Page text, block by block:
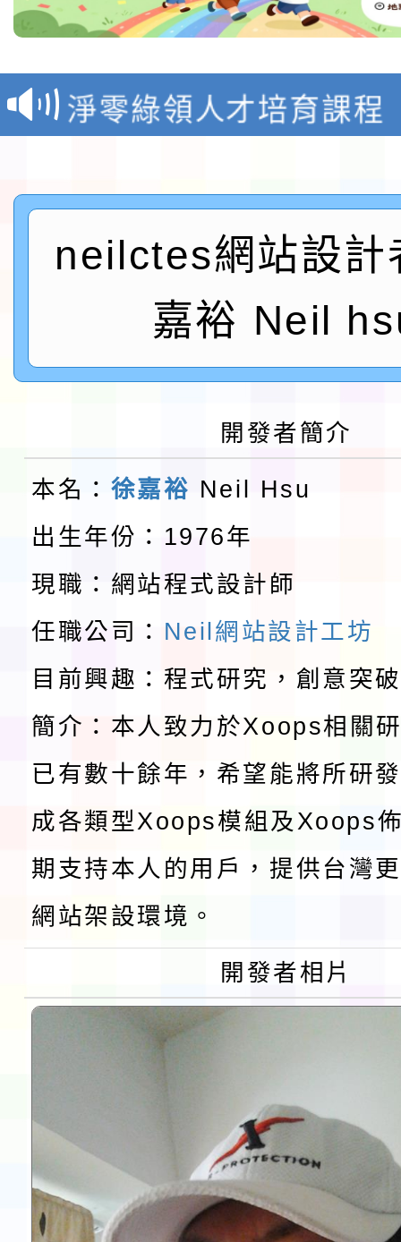
教育部校安中心白海豚
報
淨零綠領人才培育課程
及師生本土語及新住民
實施要點各1份
115年食農教育專業人
程
函轉國家通訊傳播委員
鎮韌性（防空）演習－
「115年金融知識線上
法」
本校115學年度第1學
第3次招考代課鐘點教
告(不再辦理後續甄選)
檢送「桃園市115學年
賽實施要點」1份
本市「115學年度學生
程安排一案
「桃園市補助參觀特色
展演活動實施計畫」
請一案
教育部校安中心白海豚
報
淨零綠領人才培育課程
檢送桃園市115學年度
及師生本土語及新住民
實施要點各1份
115年食農教育專業人
程
函轉國家通訊傳播委員
鎮韌性（防空）演習－
「115年金融知識線上
法」
本校115學年度第1學
第3次招考代課鐘點教
告(不再辦理後續甄選)
檢送「桃園市115學年
賽實施要點」1份
本市「115學年度學生
程安排一案
「桃園市補助參觀特色
展演活動實施計畫」
請一案
neilctes網站設計
嘉裕 Neil
開發者簡介
本名： 徐嘉裕 Neil Hsu
出生年份：1976年
現職：網站程式設計師
任職公司： Neil網站設計工坊
目前興趣：程式研究，創意突
簡介：本人致力於Xoops相關
已有數十餘年，希望能將所研
成各類型Xoops模組及Xoops
期支持本人的用戶，提供台灣
網站架設環境。
開發者相片